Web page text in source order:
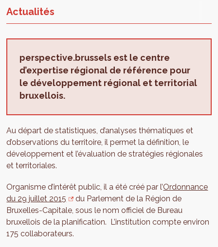
Actualités
perspective.brussels est le centre
d’expertise régional de référence pour
le développement régional et territorial
bruxellois.
Au départ de statistiques, d’analyses thématiques et
d’observations du territoire, il permet la définition, le
développement et l’évaluation de stratégies régionales
et territoriales.
Organisme d’intérêt public, il a été créé par l’Ordonnance
du 29 juillet 2015
du Parlement de la Région de
Bruxelles-Capitale, sous le nom officiel de Bureau
bruxellois de la planification. L’institution compte environ
175 collaborateurs.